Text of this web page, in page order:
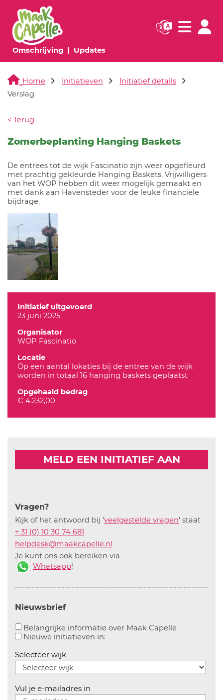
Omschrijving(huidige pagina)
Updates(huidige pagina)
Navigatie
Home Initiatieven
Initiatief details
Verslag
< Terug
Zomerbeplanting Hanging Baskets
De entrees tot de wijk Fascinatio zijn weer opgefleurd
met prachtig gekleurde Hanging Baskets. Vrijwilligers
van het WOP hebben dit weer mogelijk gemaakt en
met dank aan Havensteder voor de leuke financiele
bijdrage.
Initiatief uitgevoerd
23 juni 2025
Organisator
WOP Fascinatio
Locatie
Op een aantal lokaties bij de entree van de wijk
worden in totaal 16 hanging baskets geplaatst
Opgehaald bedrag
€ 4.232,00
MELD EEN INITIATIEF AAN
Vragen?
Kijk of het antwoord bij 'veelgestelde vragen' staat
+ 31 (0) 10 30 74 681
helpdesk@maakcapelle.nl
Je kunt ons ook bereiken via
Whatsapp!
Nieuwsbrief
Belangrijke informatie over Maak CapelleAanvinken
Nieuwe initiatieven in:Aanvinken om informatie over
Selecteer wijk
Vul je e-mailadres in